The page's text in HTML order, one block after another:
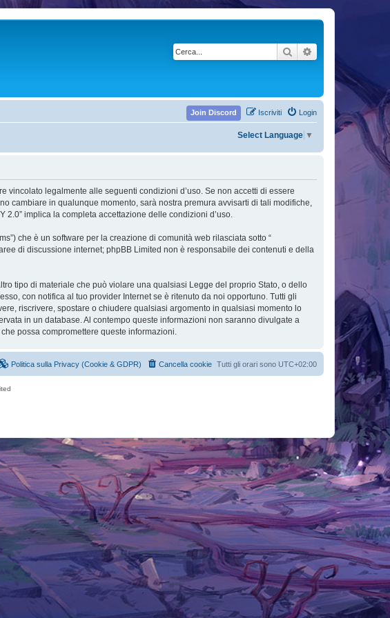
Cerca
Login
Iscriviti
Join Discord
Select Language ▼
vincolato legalmente alle seguenti condizioni d’uso. Se non accetti di essere
cambiare in qualunque momento, sarà nostra premura avvisarti di tali modifiche,
2.0” implica la completa accettazione delle condizioni d’uso.
che è un software per la creazione di comunità web rilasciata sotto “
di discussione internet; phpBB Limited non è responsabile dei contenuti e della
tipo di materiale che può violare una qualsiasi Legge del proprio Stato, o dello
con notifica al tuo provider Internet se è ritenuto da noi opportuno. Tutti gli
riscrivere, spostare o chiudere qualsiasi argomento in qualsiasi momento lo
in un database. Al contempo queste informazioni non saranno divulgate a
possa compromettere queste informazioni.
Tutti gli orari sono UTC+02:00
Cancella cookie
Politica sulla Privacy (Cookie & GDPR)